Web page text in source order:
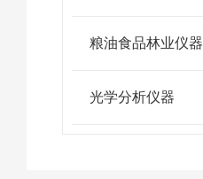
粮油食品林业仪器
光学分析仪器